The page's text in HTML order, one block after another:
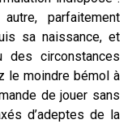
parfaitement
sa naissance, et
des circonstances
le moindre bémol à
de jouer sans
d’adeptes de la